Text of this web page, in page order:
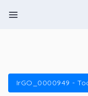
IrGO_0000949 -